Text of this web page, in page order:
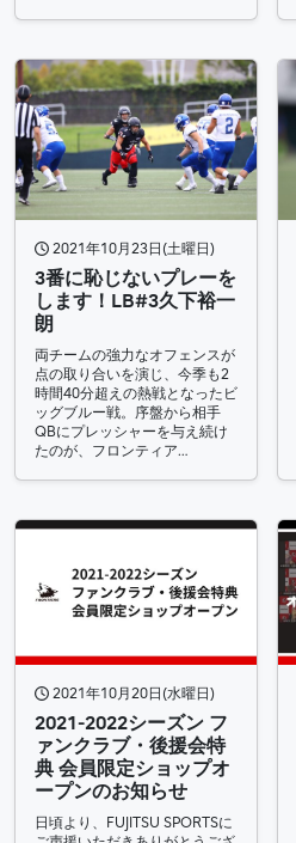
2021年10月23日(土曜日)
3番に恥じないプレーを
します！LB#3久下裕一
朗
両チームの強力なオフェンスが
点の取り合いを演じ、今季も2
時間40分超えの熱戦となったビ
ッグブルー戦。序盤から相手
QBにプレッシャーを与え続け
たのが、フロンティア…
2021年10月20日(水曜日)
2021-2022シーズン フ
ァンクラブ・後援会特
典 会員限定ショップオ
ープンのお知らせ
日頃より、FUJITSU SPORTSに